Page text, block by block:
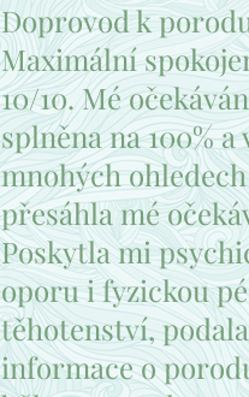
Doprovod k
Maximální
10/10. Mé
splněna na 100% a
mnohých ohledech
přesáhla mé
Poskytla mi
oporu i fyzickou
těhotenství, podala
informace o